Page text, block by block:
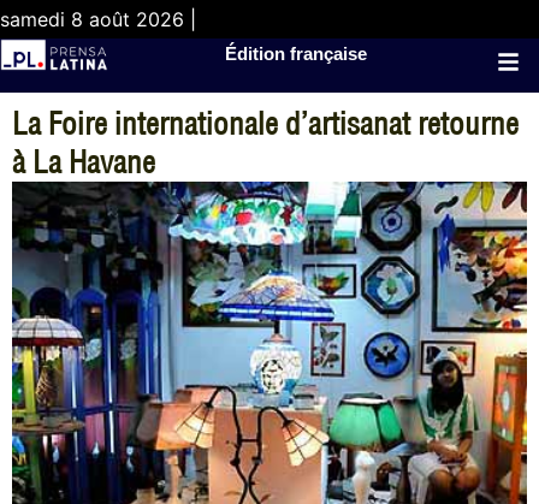
samedi 8 août 2026 |
Édition française
La Foire internationale d’artisanat retourne
à La Havane